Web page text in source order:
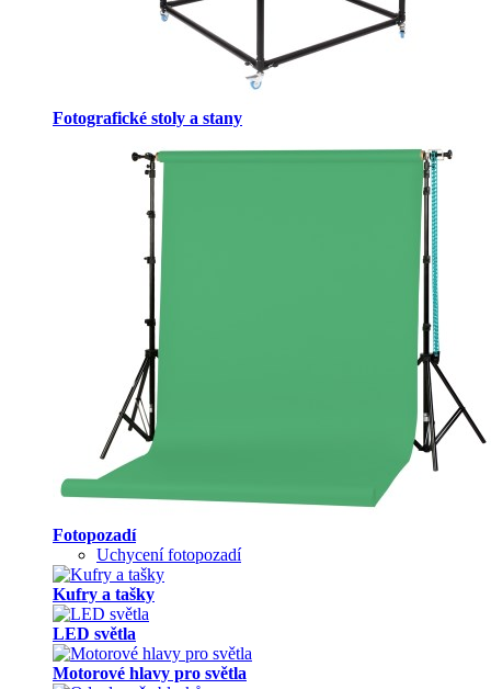
Fotografické stoly a stany
Fotopozadí
Uchycení fotopozadí
Kufry a tašky
LED světla
Motorové hlavy pro světla